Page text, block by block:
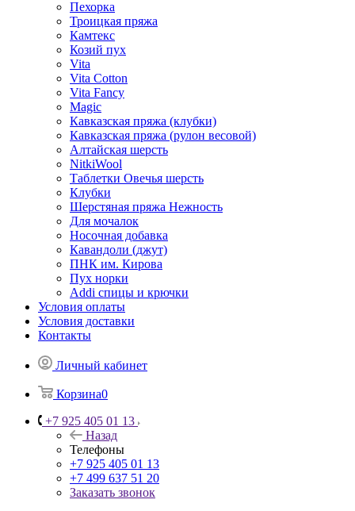
Пехорка
Троицкая пряжа
Камтекс
Козий пух
Vita
Vita Cotton
Vita Fancy
Magic
Кавказская пряжа (клубки)
Кавказская пряжа (рулон весовой)
Алтайская шерсть
NitkiWool
Таблетки Овечья шерсть
Клубки
Шерстяная пряжа Нежность
Для мочалок
Носочная добавка
Кавандоли (джут)
ПНК им. Кирова
Пух норки
Addi спицы и крючки
Условия оплаты
Условия доставки
Контакты
Личный кабинет
Корзина0
+7 925 405 01 13
Назад
Телефоны
+7 925 405 01 13
+7 499 637 51 20
Заказать звонок